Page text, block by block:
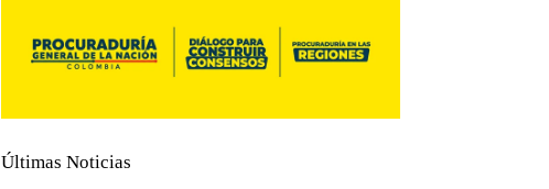
Últimas Noticias